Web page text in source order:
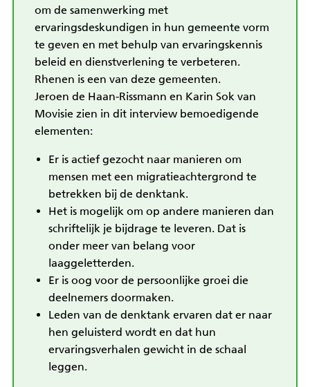
om de samenwerking met
ervaringsdeskundigen in hun gemeente vorm
te geven en met behulp van ervaringskennis
beleid en dienstverlening te verbeteren.
Rhenen is een van deze gemeenten.
Jeroen de Haan-Rissmann en Karin Sok van
Movisie zien in dit interview bemoedigende
elementen:
Er is actief gezocht naar manieren om
mensen met een migratieachtergrond te
betrekken bij de denktank.
Het is mogelijk om op andere manieren dan
schriftelijk je bijdrage te leveren. Dat is
onder meer van belang voor
laaggeletterden.
Er is oog voor de persoonlijke groei die
deelnemers doormaken.
Leden van de denktank ervaren dat er naar
hen geluisterd wordt en dat hun
ervaringsverhalen gewicht in de schaal
leggen.